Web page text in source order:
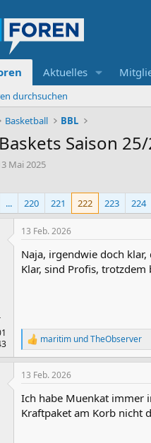
Aktuelles
durchsuchen
Basketball BBL
Saison
Mai 2025
... 220 221 222 223 224
13 Feb. 2026
Naja, irgendwie doch
Klar, sind Profis,
R
e
a
k
i
o
maritim undTheObserver
13 Feb. 2026
Ich habe Muenkat immer
Kraftpaket am Korb nicht